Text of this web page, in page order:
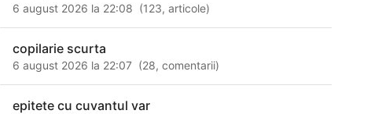
6 august 2026 la 22:08 (123,articole)
copilarie scurta
6 august 2026 la 22:07 (28,comentarii)
epitete cu cuvantul var